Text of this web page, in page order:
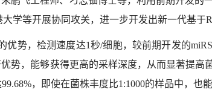
大学等开展协同攻关，进一步开发出新一代基于
优势，检测速度达1秒/细胞，较前期开发的miRS
势，能够获得更高的采样深度，从而显著提高
99.68%，即使在菌株丰度比1:1000的样品中，也